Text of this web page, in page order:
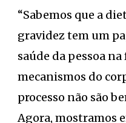
“Sabemos que a
gravidez tem um
saúde da pessoa
mecanismos do
processo não são
Agora, mostramos